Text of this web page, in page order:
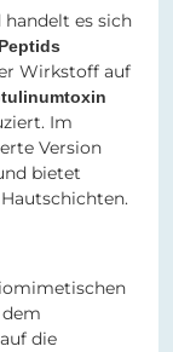
es sich
Wirkstoff auf
Im
Version
bietet
die